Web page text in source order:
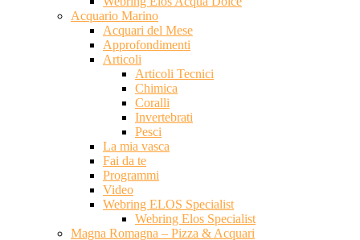
Acquario Marino
Acquari del Mese
Approfondimenti
Articoli
Articoli Tecnici
Chimica
Coralli
Invertebrati
Pesci
La mia vasca
Fai da te
Programmi
Video
Webring ELOS Specialist
Webring Elos Specialist
Magna Romagna – Pizza & Acquari